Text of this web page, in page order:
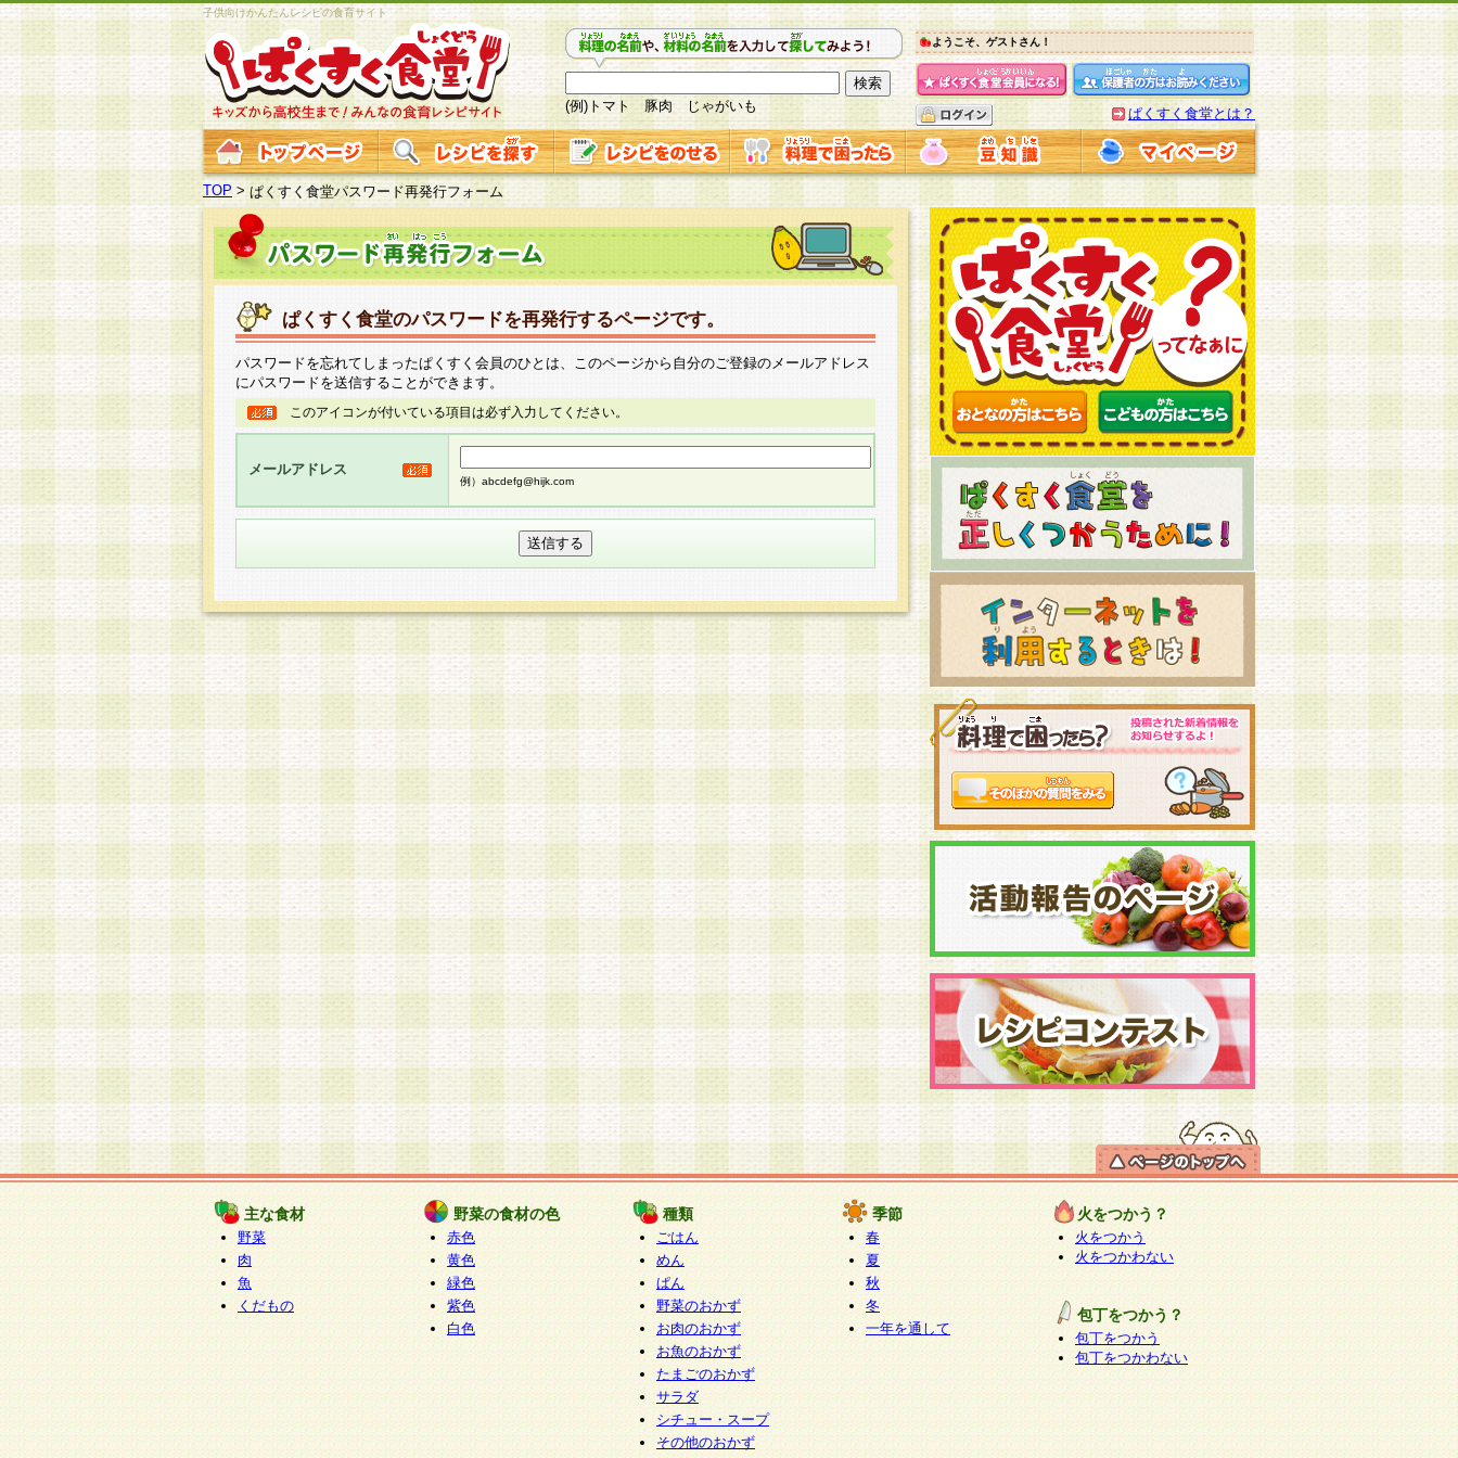
子供向けかんたんレシピの食育サイト
(例)トマト 豚肉 じゃがいも
ようこそ、ゲストさん！
ぱくすく食堂とは？
TOP >ぱくすく食堂パスワード再発行フォーム
ぱくすく食堂のパスワードを再発行するページです。
パスワードを忘れてしまったぱくすく会員のひとは、このページから自分のご登録のメールアドレス
にパスワードを送信することができます。
このアイコンが付いている項目は必ず入力してください。
メールアドレス
例）abcdefg@hijk.com
主な食材
野菜
肉
魚
くだもの
野菜の食材の色
赤色
黄色
緑色
紫色
白色
種類
ごはん
めん
ぱん
野菜のおかず
お肉のおかず
お魚のおかず
たまごのおかず
サラダ
シチュー・スープ
その他のおかず
季節
春
夏
秋
冬
一年を通して
火をつかう？
火をつかう
火をつかわない
包丁をつかう？
包丁をつかう
包丁をつかわない